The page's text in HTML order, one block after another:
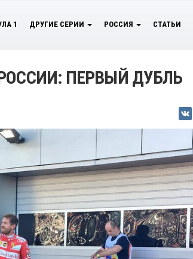
1 ДРУГИЕ СЕРИИ РОССИЯ СТАТЬИ
ПЕРВЫЙ ДУБЛЬ